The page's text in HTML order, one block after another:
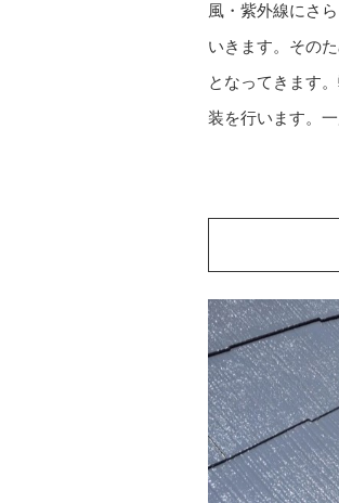
風・紫外線にさ
いきます。その
となってきます
装を行います。